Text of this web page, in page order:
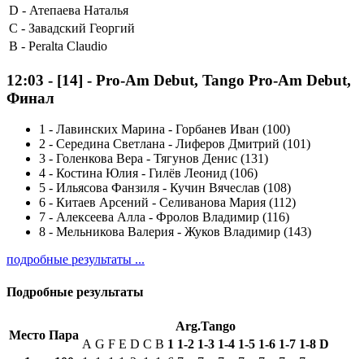
D - Атепаева Наталья
C - Завадский Георгий
B - Peralta Claudio
12:03 - [14] - Pro-Am Debut, Tango Pro-Am Debut,
Финал
1 - Лавинских Марина - Горбанев Иван (100)
2 - Середина Светлана - Лиферов Дмитрий (101)
3 - Голенкова Вера - Тягунов Денис (131)
4 - Костина Юлия - Гилёв Леонид (106)
5 - Ильясова Фанзиля - Кучин Вячеслав (108)
6 - Китаев Арсений - Селиванова Мария (112)
7 - Алексеева Алла - Фролов Владимир (116)
8 - Мельникова Валерия - Жуков Владимир (143)
подробные результаты ...
Подробные результаты
Место Пара
Arg.Tango
A G F E D C B 1 1-2 1-3 1-4 1-5 1-6 1-7 1-8 D